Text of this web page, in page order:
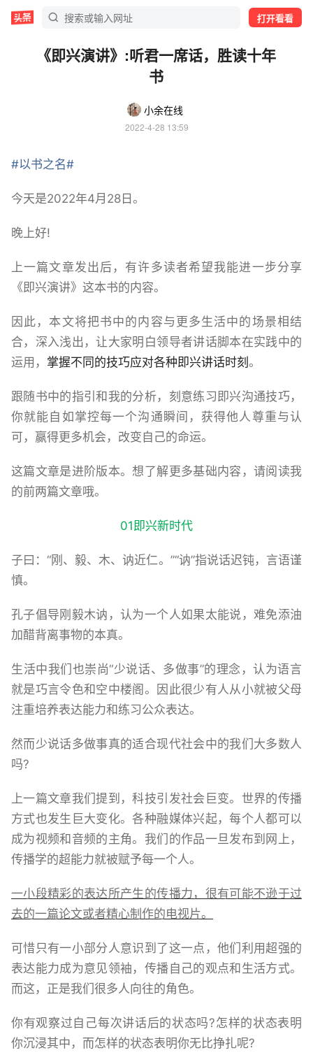
打开看看
《即兴演讲》:听君一席话，胜读十年
书
小余在线
2022-4-28 13:59
#以书之名#
今天是2022年4月28日。
晚上好!
上一篇文章发出后，有许多读者希望我能进一步分享
《即兴演讲》这本书的内容。
因此，本文将把书中的内容与更多生活中的场景相结
合，深入浅出，让大家明白领导者讲话脚本在实践中的
运用， 掌握不同的技巧应对各种即兴讲话时刻 。
跟随书中的指引和我的分析，刻意练习即兴沟通技巧，
你就能自如掌控每一个沟通瞬间，获得他人尊重与认
可，赢得更多机会，改变自己的命运。
这篇文章是进阶版本。想了解更多基础内容，请阅读我
的前两篇文章哦。
01即兴新时代
子曰：“刚、毅、木、讷近仁。”“讷”指说话迟钝，言语谨
慎。
孔子倡导刚毅木讷，认为一个人如果太能说，难免添油
加醋背离事物的本真。
生活中我们也崇尚“少说话、多做事”的理念，认为语言
就是巧言令色和空中楼阁。因此很少有人从小就被父母
注重培养表达能力和练习公众表达。
然而少说话多做事真的适合现代社会中的我们大多数人
吗?
上一篇文章我们提到，科技引发社会巨变。世界的传播
方式也发生巨大变化。各种融媒体兴起，每个人都可以
成为视频和音频的主角。我们的作品一旦发布到网上，
传播学的超能力就被赋予每一个人。
一小段精彩的表达所产生的传播力，很有可能不逊于过
去的一篇论文或者精心制作的电视片。
可惜只有一小部分人意识到了这一点，他们利用超强的
表达能力成为意见领袖，传播自己的观点和生活方式。
而这，正是我们很多人向往的角色。
你有观察过自己每次讲话后的状态吗?怎样的状态表明
你沉浸其中，而怎样的状态表明你无比挣扎呢?